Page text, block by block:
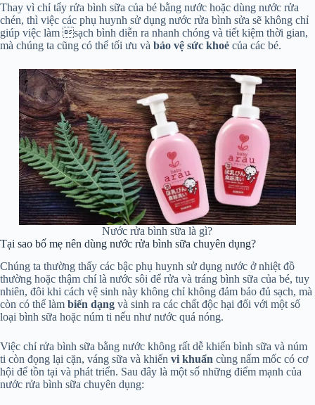
Thay vì chỉ tẩy rửa bình sữa của bé bằng nước hoặc dùng nước rửa
chén, thì việc các phụ huynh sử dụng nước rửa bình sửa sẽ không chỉ
giúp việc làm sạch bình diễn ra nhanh chóng và tiết kiệm thời gian,
mà chúng ta cũng có thể tối ưu và bảo vệ sức khoẻ của các bé.
Nước rửa bình sữa là gì?
Tại sao bố mẹ nên dùng nước rửa bình sữa chuyên dụng?
Chúng ta thường thấy các bậc phụ huynh sử dụng nước ở nhiệt đồ
thường hoặc thậm chí là nước sôi để rửa và tráng bình sữa của bé, tuy
nhiên, đôi khi cách vệ sinh này không chỉ không đảm bảo đủ sạch, mà
còn có thể làm biến dạng và sinh ra các chất độc hại đối với một số
loại bình sữa hoặc núm ti nếu như nước quá nóng.
Việc chỉ rửa bình sữa bằng nước không rất dễ khiến bình sữa và núm
ti còn đọng lại cặn, váng sữa và khiến vi khuẩn cùng nấm mốc có cơ
hội để tồn tại và phát triển. Sau đây là một số những điểm mạnh của
nước rửa bình sữa chuyên dụng: